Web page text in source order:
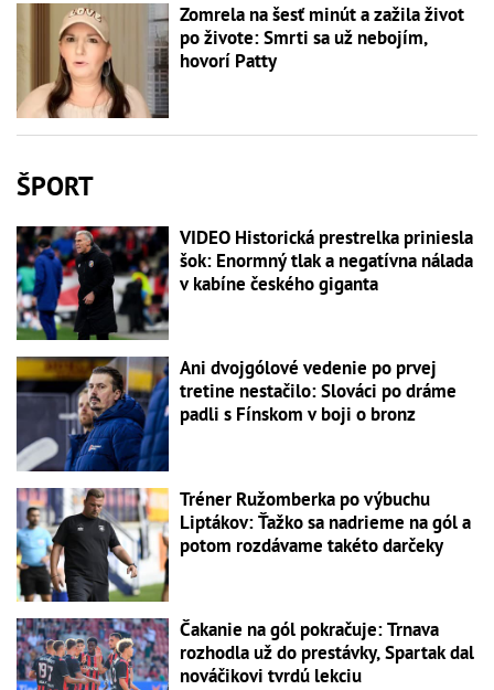
Zomrela na šesť minút a zažila život
po živote: Smrti sa už nebojím,
hovorí Patty
ŠPORT
VIDEO Historická prestrelka priniesla
šok: Enormný tlak a negatívna nálada
v kabíne českého giganta
Ani dvojgólové vedenie po prvej
tretine nestačilo: Slováci po dráme
padli s Fínskom v boji o bronz
Tréner Ružomberka po výbuchu
Liptákov: Ťažko sa nadrieme na gól a
potom rozdávame takéto darčeky
Čakanie na gól pokračuje: Trnava
rozhodla už do prestávky, Spartak dal
nováčikovi tvrdú lekciu